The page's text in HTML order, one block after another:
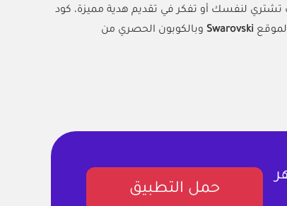
لنفسك أو تفكر في تقديم هدية مميزة، كود
Swarovski وبالكوبون الحصري من
حمل التطبيق